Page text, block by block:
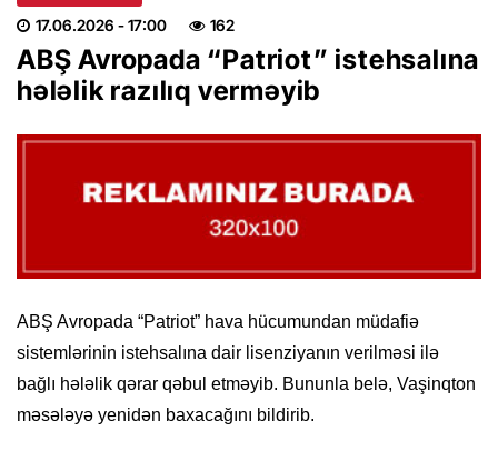
17.06.2026 - 17:00 162
ABŞ Avropada “Patriot” istehsalına
hələlik razılıq verməyib
ABŞ Avropada “Patriot” hava hücumundan müdafiə
sistemlərinin istehsalına dair lisenziyanın verilməsi ilə
bağlı hələlik qərar qəbul etməyib. Bununla belə, Vaşinqton
məsələyə yenidən baxacağını bildirib.